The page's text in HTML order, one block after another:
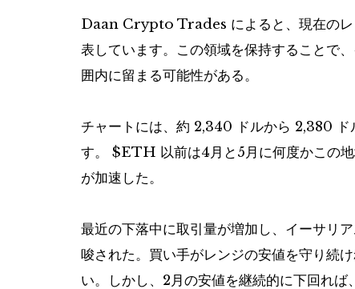
Daan Crypto Trades によると、現在のレ
表しています。この領域を保持することで
囲内に留まる可能性がある。
チャートには、約 2,340 ドルから 2,380 ド
す。 $ETH 以前は4月と5月に何度かこの
が加速した。
最近の下落中に取引量が増加し、イーサリ
唆された。買い手がレンジの安値を守り続
い。しかし、2月の安値を継続的に下回れ